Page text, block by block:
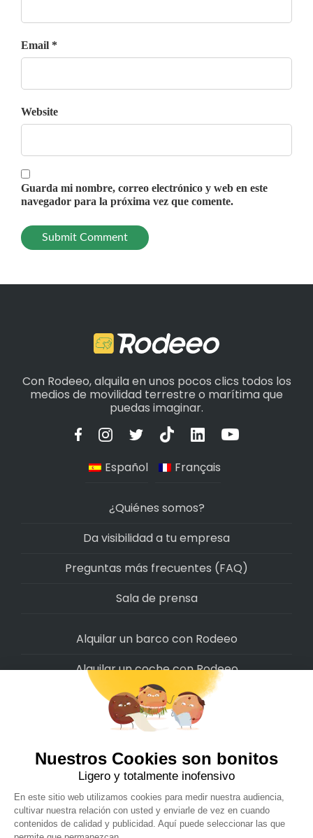
Email *
Website
Guarda mi nombre, correo electrónico y web en este
navegador para la próxima vez que comente.
Con Rodeeo, alquila en unos pocos clics todos los
medios de movilidad terrestre o marítima que
puedas imaginar.
Español Français
¿Quiénes somos?
Da visibilidad a tu empresa
Preguntas más frecuentes (FAQ)
Sala de prensa
Alquilar un barco con Rodeeo
Alquilar un coche con Rodeeo
Alquilar una moto con Rodeeo
Alquilar una scooter con Rodeeo
Alquilar una bicicleta con Rodeeo
Alquilar una autocaravana con Rodeeo